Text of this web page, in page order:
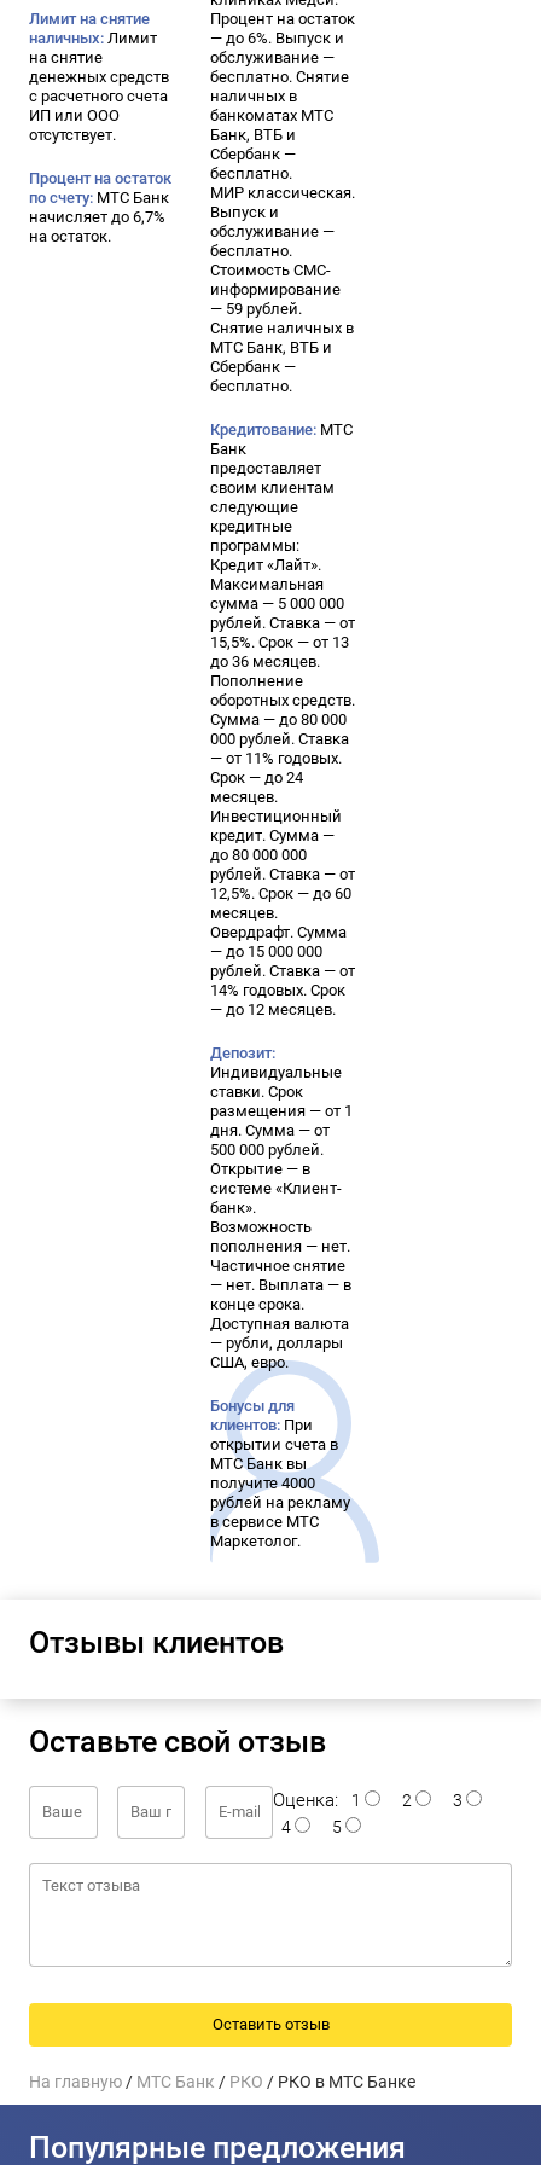
Лимит на снятие
наличных: Лимит
на снятие
денежных средств
с расчетного счета
ИП или ООО
отсутствует.
Процент на остаток
по счету: МТС Банк
начисляет до 6,7%
на остаток.
Процент на остаток
— до 6%. Выпуск и
обслуживание —
бесплатно. Снятие
наличных в
банкоматах МТС
Банк, ВТБ и
Сбербанк —
бесплатно.
МИР классическая.
Выпуск и
обслуживание —
бесплатно.
Стоимость СМС-
информирование
— 59 рублей.
Снятие наличных в
МТС Банк, ВТБ и
Сбербанк —
бесплатно.
Кредитование: МТС
Банк
предоставляет
своим клиентам
следующие
кредитные
программы:
Кредит «Лайт».
Максимальная
сумма — 5 000 000
рублей. Ставка — от
15,5%. Срок — от 13
до 36 месяцев.
Пополнение
оборотных средств.
Сумма — до 80 000
000 рублей. Ставка
— от 11% годовых.
Срок — до 24
месяцев.
Инвестиционный
кредит. Сумма —
до 80 000 000
рублей. Ставка — от
12,5%. Срок — до 60
месяцев.
Овердрафт. Сумма
— до 15 000 000
рублей. Ставка — от
14% годовых. Срок
— до 12 месяцев.
Депозит:
Индивидуальные
ставки. Срок
размещения — от 1
дня. Сумма — от
500 000 рублей.
Открытие — в
системе «Клиент-
банк».
Возможность
пополнения — нет.
Частичное снятие
— нет. Выплата — в
конце срока.
Доступная валюта
— рубли, доллары
США, евро.
Бонусы для
клиентов: При
открытии счета в
МТС Банк вы
получите 4000
рублей на рекламу
в сервисе МТС
Маркетолог.
Отзывы клиентов
Оставьте свой отзыв
Оценка: 1 2
3
4
5
На главную / МТС Банк / РКО / РКО в МТС Банке
Популярные предложения